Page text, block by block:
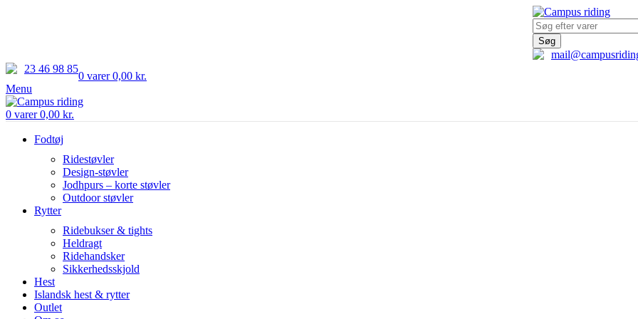
Søg
23 46 98 85
0 varer 0,00 kr.
Menu
0 varer 0,00 kr.
Fodtøj
Ridestøvler
Design-støvler
Jodhpurs – korte støvler
Outdoor støvler
Rytter
Ridebukser & tights
Heldragt
Ridehandsker
Sikkerhedsskjold
Hest
Islandsk hest & rytter
Outlet